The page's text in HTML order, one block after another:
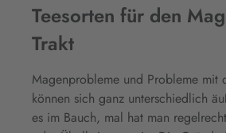
Teesorten für den
Trakt
Magenprobleme und Probleme mit
können sich ganz unterschiedlich
es im Bauch, mal hat man